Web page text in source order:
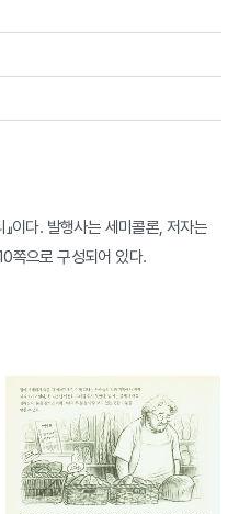
이다. 발행사는 세미콜론, 저자는
쪽으로 구성되어 있다.